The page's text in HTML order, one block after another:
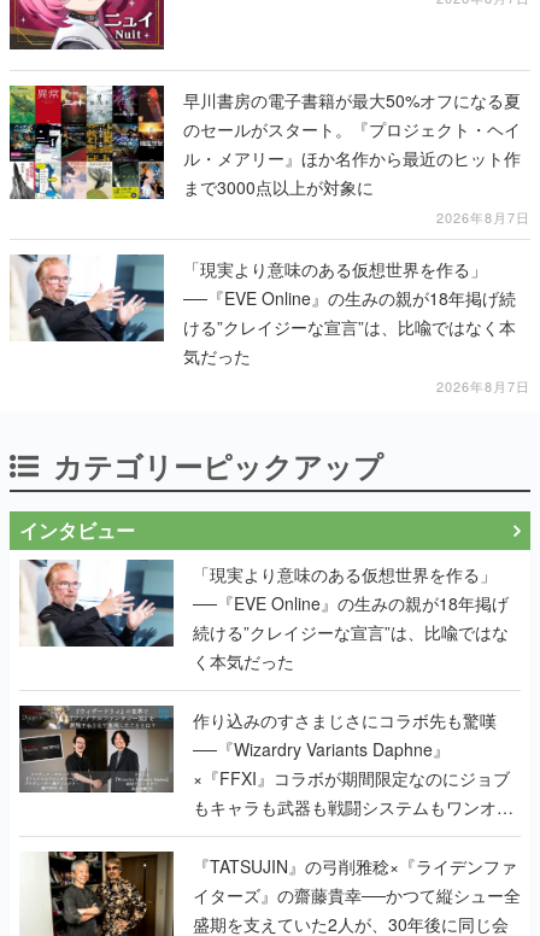
早川書房の電子書籍が最大50%オフになる夏
のセールがスタート。『プロジェクト・ヘイ
ル・メアリー』ほか名作から最近のヒット作
まで3000点以上が対象に
2026年8月7日
「現実より意味のある仮想世界を作る」
──『EVE Online』の生みの親が18年掲げ続
ける”クレイジーな宣言”は、比喩ではなく本
気だった
2026年8月7日
カテゴリーピックアップ
インタビュー
「現実より意味のある仮想世界を作る」
──『EVE Online』の生みの親が18年掲げ
続ける”クレイジーな宣言”は、比喩ではな
く本気だった
作り込みのすさまじさにコラボ先も驚嘆
──『Wizardry Variants Daphne』
×『FFXI』コラボが期間限定なのにジョブ
もキャラも武器も戦闘システムもワンオフ
で作り込まれた理由を両ディレクターに聞
く
『TATSUJIN』の弓削雅稔×『ライデンファ
イターズ』の齋藤貴幸──かつて縦シュー全
盛期を支えていた2人が、30年後に同じ会